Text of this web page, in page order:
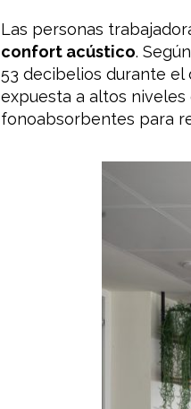
Las personas
confort acústico.
53 decibelios durante el
expuesta a altos niveles
fonoabsorbentes para